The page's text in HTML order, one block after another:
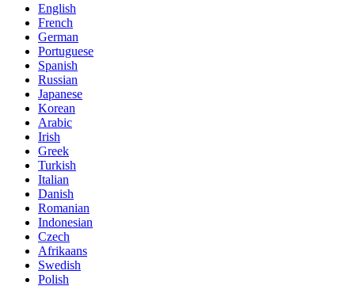
English
French
German
Portuguese
Spanish
Russian
Japanese
Korean
Arabic
Irish
Greek
Turkish
Italian
Danish
Romanian
Indonesian
Czech
Afrikaans
Swedish
Polish